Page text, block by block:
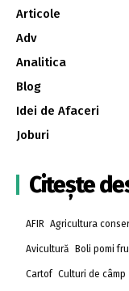
Articole
Adv
Analitica
Blog
Idei de Afaceri
Joburi
Citește
AFIR Agricultura
Avicultură Boli pomi
Cartof Culturi de câmp